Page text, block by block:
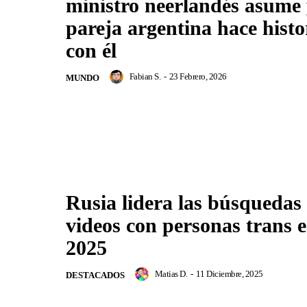
ministro neerlandés asume
pareja argentina hace
con él
MUNDO Fabian S. - 23 Febrero, 2026
Rusia lidera las búsquedas
videos con personas trans
2025
DESTACADOS Matias D. - 11 Diciembre, 2025